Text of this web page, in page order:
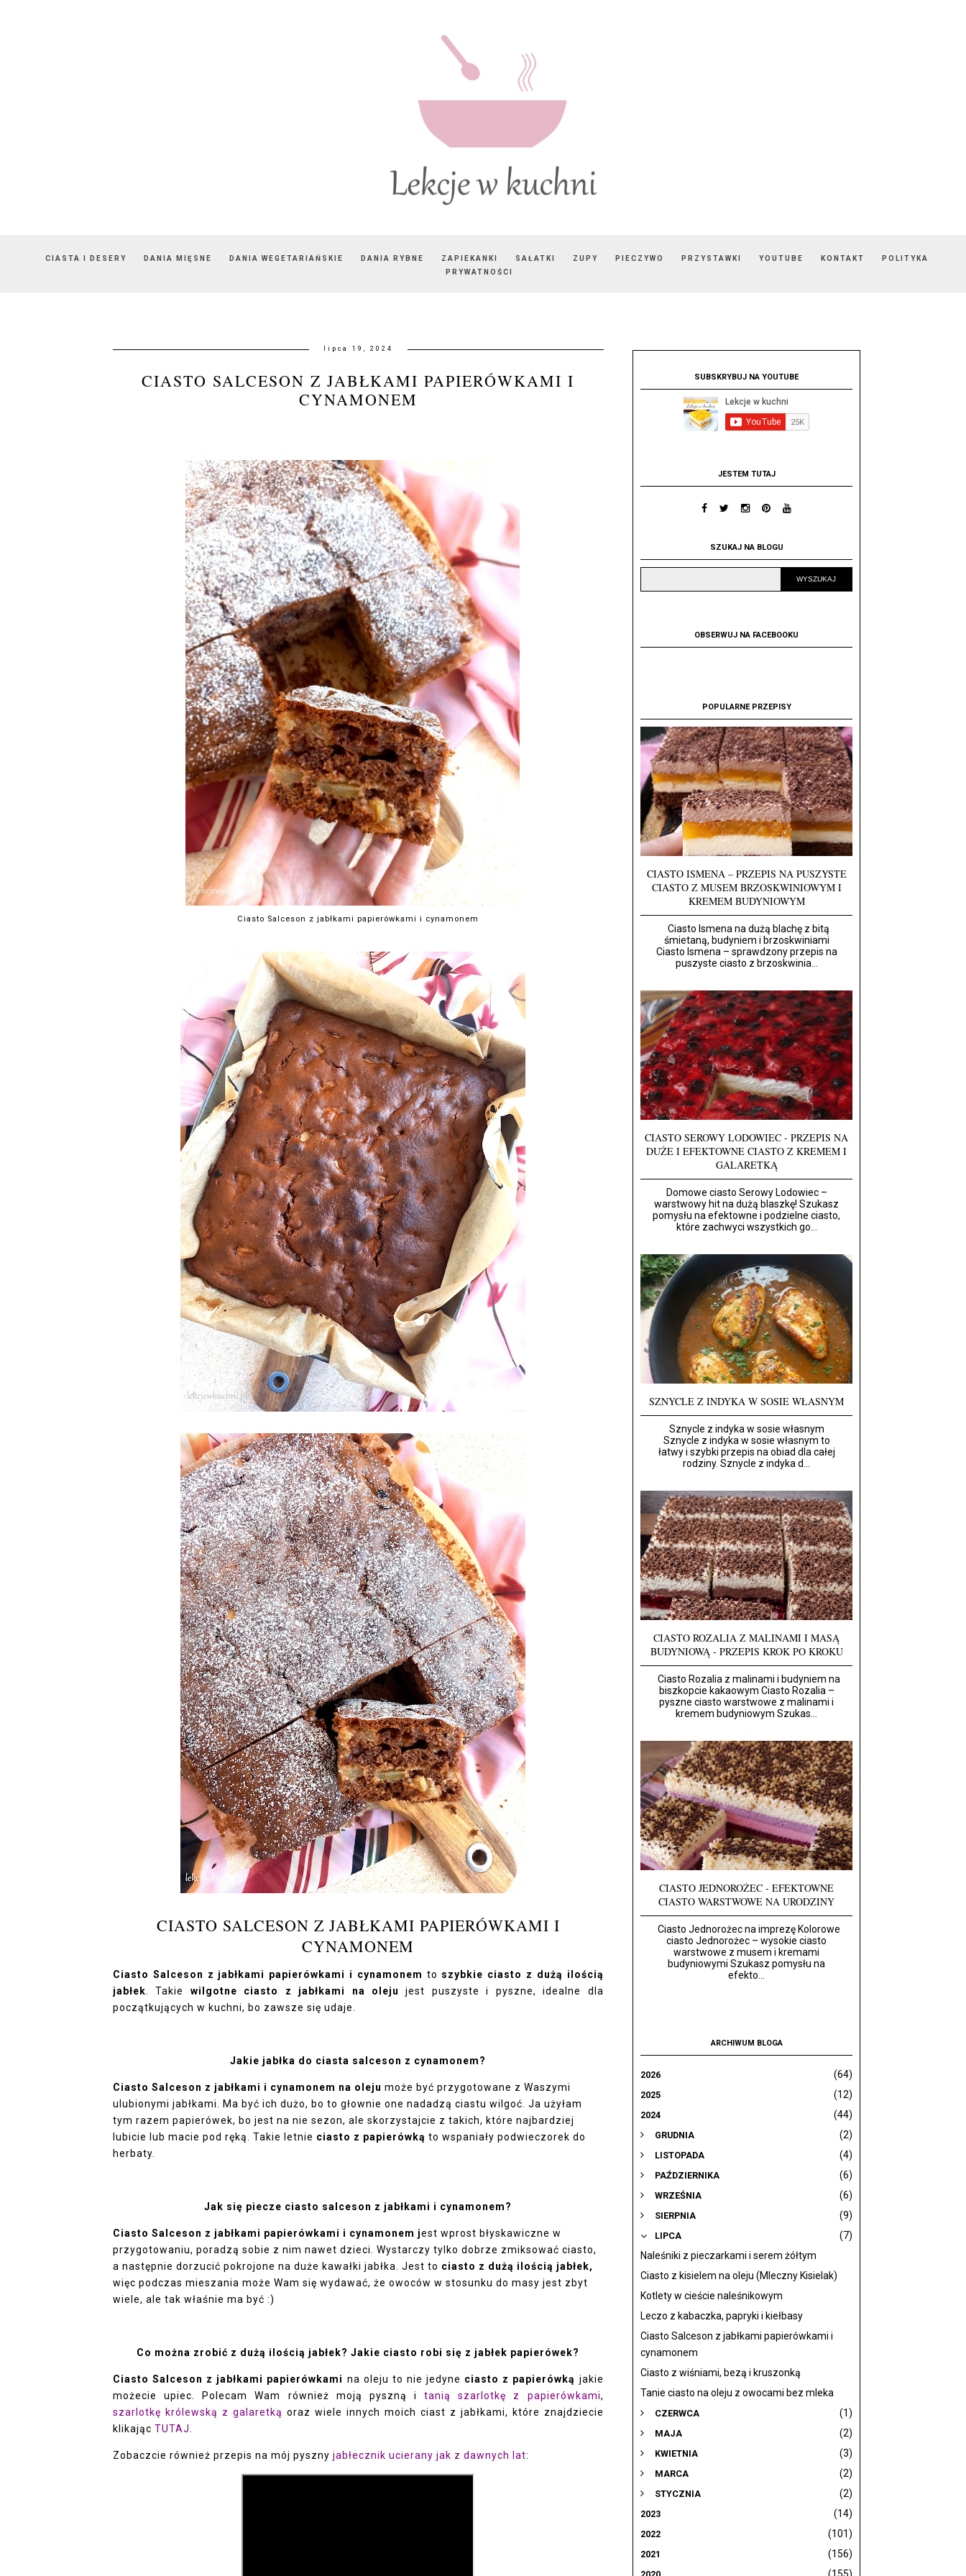
CIASTA I DESERY DANIA MIĘSNE DANIA WEGETARIAŃSKIE DANIA RYBNE ZAPIEKANKI SAŁATKI ZUPY PIECZYWO PRZYSTAWKI YOUTUBE KONTAKT
POLITYKA
PRYWATNOŚCI
lipca 19, 2024
CIASTO SALCESON Z JABŁKAMI PAPIERÓWKAMI I
CYNAMONEM
Ciasto Salceson z jabłkami papierówkami i cynamonem
CIASTO SALCESON Z JABŁKAMI PAPIERÓWKAMI I
CYNAMONEM
Ciasto Salceson z jabłkami papierówkami i cynamonem to szybkie ciasto z dużą ilością
jabłek . Takie wilgotne ciasto z jabłkami na olejujest puszyste i pyszne, idealne dla
początkujących w kuchni, bo zawsze się udaje.
Jakie jabłka do ciasta salceson z cynamonem?
Ciasto Salceson z jabłkami i cynamonem na oleju może być przygotowane z Waszymi
ulubionymi jabłkami. Ma być ich dużo, bo to głownie one nadadzą ciastu wilgoć. Ja użyłam
tym razem papierówek, bo jest na nie sezon, ale skorzystajcie z takich, które najbardziej
lubicie lub macie pod ręką. Takie letnie ciasto z papierówką to wspaniały podwieczorek do
herbaty.
Jak się piecze ciasto salceson z jabłkami i cynamonem?
Ciasto Salceson z jabłkami papierówkami i cynamonem jest wprost błyskawiczne w
przygotowaniu, poradzą sobie z nim nawet dzieci. Wystarczy tylko dobrze zmiksować ciasto,
a następnie dorzucić pokrojone na duże kawałki jabłka. Jest to ciasto z dużą ilością jabłek,
więc podczas mieszania może Wam się wydawać, że owoców w stosunku do masy jest zbyt
wiele, ale tak właśnie ma być :)
Co można zrobić z dużą ilością jabłek? Jakie ciasto robi się z jabłek papierówek?
Ciasto Salceson z jabłkami papierówkami na oleju to nie jedyne ciasto z papierówką jakie
możecie upiec. Polecam Wam również moją pyszną itanią szarlotkę z papierówkami,
szarlotkę królewską z galaretką oraz wiele innych moich ciast z jabłkami, które znajdziecie
klikając TUTAJ
Zobaczcie również przepis na mój pyszny jabłecznik ucierany jak z dawnych lat:
SUBSKRYBUJ NA YOUTUBE
JESTEM TUTAJ
SZUKAJ NA BLOGU
OBSERWUJ NA FACEBOOKU
POPULARNE PRZEPISY
CIASTO ISMENA – PRZEPIS NA PUSZYSTE
CIASTO Z MUSEM BRZOSKWINIOWYM I
KREMEM BUDYNIOWYM
Ciasto Ismena na dużą blachę z bitą
śmietaną, budyniem i brzoskwiniami
Ciasto Ismena – sprawdzony przepis na
puszyste ciasto z brzoskwinia...
CIASTO SEROWY LODOWIEC - PRZEPIS NA
DUŻE I EFEKTOWNE CIASTO Z KREMEM I
GALARETKĄ
Domowe ciasto Serowy Lodowiec –
warstwowy hit na dużą blaszkę! Szukasz
pomysłu na efektowne i podzielne ciasto,
które zachwyci wszystkich go...
SZNYCLE Z INDYKA W SOSIE WŁASNYM
Sznycle z indyka w sosie własnym
Sznycle z indyka w sosie własnym to
łatwy i szybki przepis na obiad dla całej
rodziny. Sznycle z indyka d...
CIASTO ROZALIA Z MALINAMI I MASĄ
BUDYNIOWĄ - PRZEPIS KROK PO KROKU
Ciasto Rozalia z malinami i budyniem na
biszkopcie kakaowym Ciasto Rozalia –
pyszne ciasto warstwowe z malinami i
kremem budyniowym Szukas...
CIASTO JEDNOROŻEC - EFEKTOWNE
CIASTO WARSTWOWE NA URODZINY
Ciasto Jednorożec na imprezę Kolorowe
ciasto Jednorożec – wysokie ciasto
warstwowe z musem i kremami
budyniowymi Szukasz pomysłu na
efekto...
ARCHIWUM BLOGA
2026 (64)
2025 (12)
2024 (44)
GRUDNIA (2)
LISTOPADA (4)
PAŹDZIERNIKA (6)
WRZEŚNIA (6)
SIERPNIA (9)
LIPCA
(7)
Naleśniki z pieczarkami i serem żółtym
Ciasto z kisielem na oleju (Mleczny Kisielak)
Kotlety w cieście naleśnikowym
Leczo z kabaczka, papryki i kiełbasy
Ciasto Salceson z jabłkami papierówkami i
cynamonem
Ciasto z wiśniami, bezą i kruszonką
Tanie ciasto na oleju z owocami bez mleka
CZERWCA (1)
MAJA (2)
KWIETNIA (3)
MARCA (2)
STYCZNIA (2)
2023 (14)
2022 (101)
2021 (156)